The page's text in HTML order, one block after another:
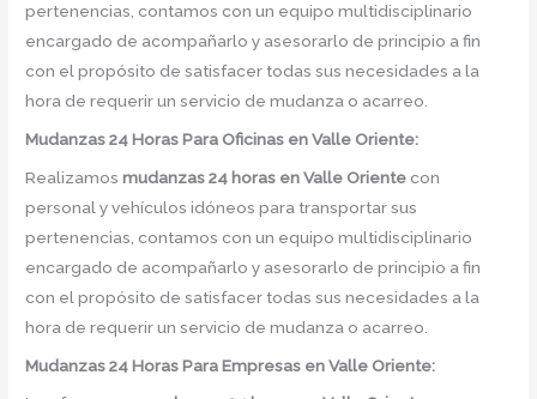
pertenencias, contamos con un equipo multidisciplinario
encargado de acompañarlo y asesorarlo de principio a fin
con el propósito de satisfacer todas sus necesidades a la
hora de requerir un servicio de mudanza o acarreo.
Mudanzas 24 Horas Para Oficinas en Valle Oriente:
Realizamosmudanzas 24 horas enValle Oriente con
personal y vehículos idóneos para transportar sus
pertenencias, contamos con un equipo multidisciplinario
encargado de acompañarlo y asesorarlo de principio a fin
con el propósito de satisfacer todas sus necesidades a la
hora de requerir un servicio de mudanza o acarreo.
Mudanzas 24 Horas Para Empresas en Valle Oriente: